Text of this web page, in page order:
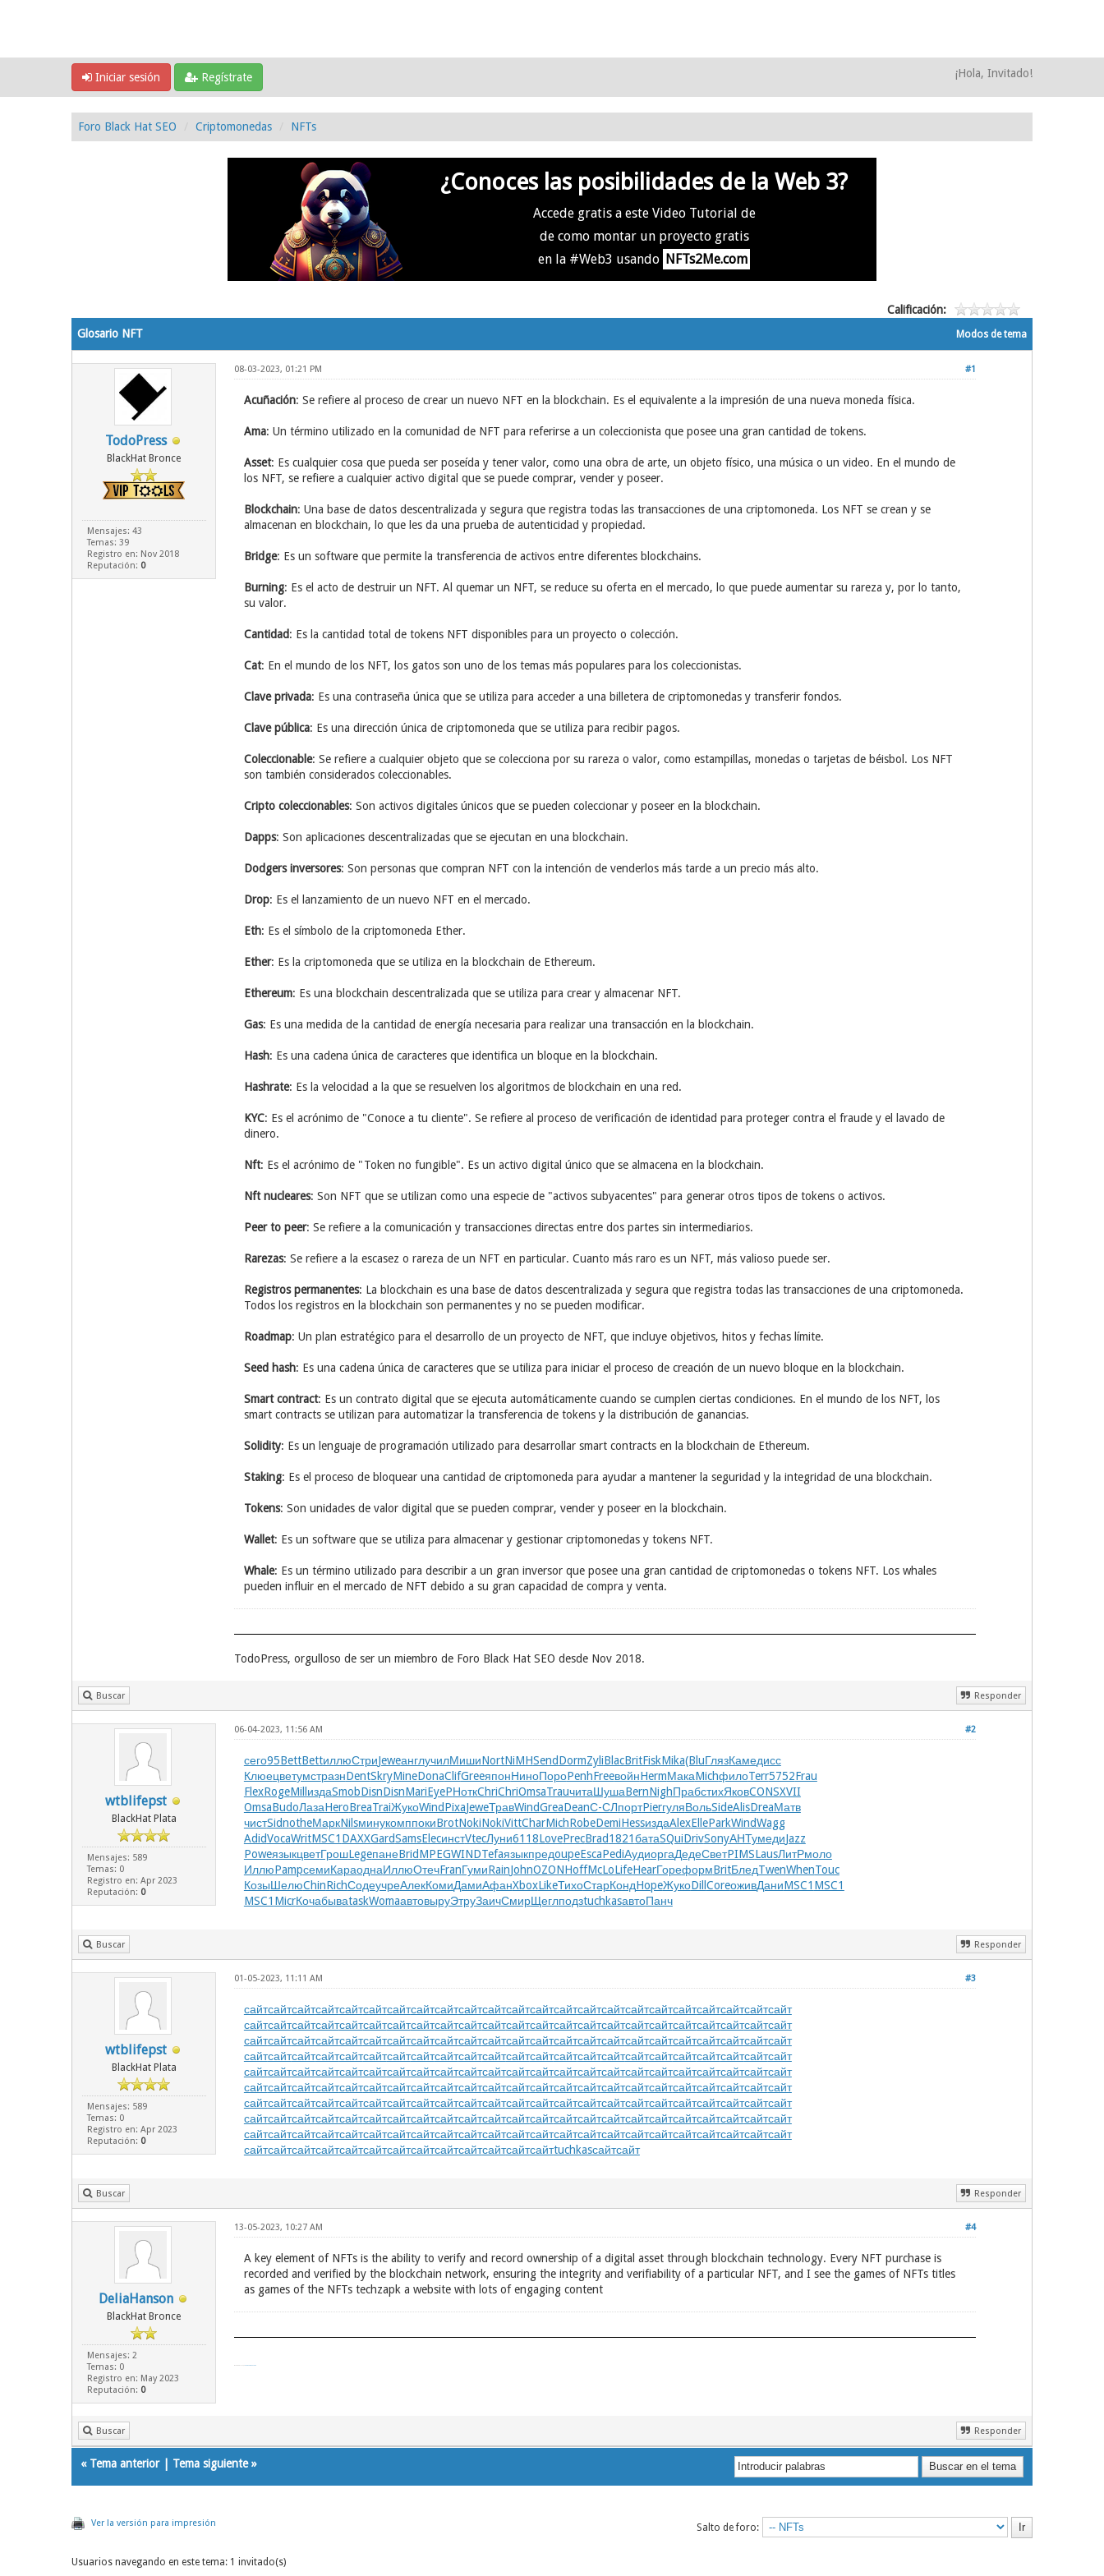
Iniciar sesión Regístrate ¡Hola, Invitado!
Foro Black Hat SEO Criptomonedas NFTs
¿Conoces las posibilidades de la Web 3?
Accede gratis a este Video Tutorial de
de como montar un proyecto gratis
en la #Web3 usando NFTs2Me.com
Calificación:
Modos de tema
Glosario NFT
TodoPress
BlackHat Bronce
Mensajes: 43
Temas: 39
Registro en: Nov 2018
Reputación: 0
#1
08-03-2023, 01:21 PM
Acuñación: Se refiere al proceso de crear un nuevo NFT en la blockchain. Es el equivalente a la impresión de una nueva moneda física.
Ama: Un término utilizado en la comunidad de NFT para referirse a un coleccionista que posee una gran cantidad de tokens.
Asset: Es cualquier cosa que pueda ser poseída y tener valor, como una obra de arte, un objeto físico, una música o un video. En el mundo de
los NFT, se refiere a cualquier activo digital que se puede comprar, vender y poseer.
Blockchain: Una base de datos descentralizada y segura que registra todas las transacciones de una criptomoneda. Los NFT se crean y se
almacenan en blockchain, lo que les da una prueba de autenticidad y propiedad.
Bridge: Es un software que permite la transferencia de activos entre diferentes blockchains.
Burning: Es el acto de destruir un NFT. Al quemar un NFT, se reduce su oferta en el mercado, lo que puede aumentar su rareza y, por lo tanto,
su valor.
Cantidad: Es la cantidad total de tokens NFT disponibles para un proyecto o colección.
Cat: En el mundo de los NFT, los gatos son uno de los temas más populares para los coleccionistas.
Clave privada: Es una contraseña única que se utiliza para acceder a una billetera de criptomonedas y transferir fondos.
Clave pública: Es una dirección única de criptomoneda que se utiliza para recibir pagos.
Coleccionable: Se refiere a cualquier objeto que se colecciona por su rareza o valor, como estampillas, monedas o tarjetas de béisbol. Los NFT
son también considerados coleccionables.
Cripto coleccionables: Son activos digitales únicos que se pueden coleccionar y poseer en la blockchain.
Dapps: Son aplicaciones descentralizadas que se ejecutan en una blockchain.
Dodgers inversores: Son personas que compran NFT con la intención de venderlos más tarde a un precio más alto.
Drop: Es el lanzamiento de un nuevo NFT en el mercado.
Eth: Es el símbolo de la criptomoneda Ether.
Ether: Es la criptomoneda que se utiliza en la blockchain de Ethereum.
Ethereum: Es una blockchain descentralizada que se utiliza para crear y almacenar NFT.
Gas: Es una medida de la cantidad de energía necesaria para realizar una transacción en la blockchain.
Hash: Es una cadena única de caracteres que identifica un bloque en la blockchain.
Hashrate: Es la velocidad a la que se resuelven los algoritmos de blockchain en una red.
KYC: Es el acrónimo de "Conoce a tu cliente". Se refiere al proceso de verificación de identidad para proteger contra el fraude y el lavado de
dinero.
Nft: Es el acrónimo de "Token no fungible". Es un activo digital único que se almacena en la blockchain.
Nft nucleares: Son NFT que se utilizan como una especie de "activos subyacentes" para generar otros tipos de tokens o activos.
Peer to peer: Se refiere a la comunicación y transacciones directas entre dos partes sin intermediarios.
Rarezas: Se refiere a la escasez o rareza de un NFT en particular. Cuanto más raro es un NFT, más valioso puede ser.
Registros permanentes: La blockchain es una base de datos descentralizada y segura que registra todas las transacciones de una criptomoneda.
Todos los registros en la blockchain son permanentes y no se pueden modificar.
Roadmap: Un plan estratégico para el desarrollo de un proyecto de NFT, que incluye objetivos, hitos y fechas límite.
Seed hash: Es una cadena única de caracteres que se utiliza para iniciar el proceso de creación de un nuevo bloque en la blockchain.
Smart contract: Es un contrato digital que se ejecuta automáticamente cuando se cumplen ciertas condiciones. En el mundo de los NFT, los
smart contracts se utilizan para automatizar la transferencia de tokens y la distribución de ganancias.
Solidity: Es un lenguaje de programación utilizado para desarrollar smart contracts en la blockchain de Ethereum.
Staking: Es el proceso de bloquear una cantidad de criptomoneda para ayudar a mantener la seguridad y la integridad de una blockchain.
Tokens: Son unidades de valor digital que se pueden comprar, vender y poseer en la blockchain.
Wallet: Es un software que se utiliza para almacenar y gestionar criptomonedas y tokens NFT.
Whale: Es un término utilizado para describir a un gran inversor que posee una gran cantidad de criptomonedas o tokens NFT. Los whales
pueden influir en el mercado de NFT debido a su gran capacidad de compra y venta.
TodoPress, orgulloso de ser un miembro de Foro Black Hat SEO desde Nov 2018.
Buscar Responder
wtblifepst
BlackHat Plata
Mensajes: 589
Temas: 0
Registro en: Apr 2023
Reputación: 0
#2
06-04-2023, 11:56 AM
сего95BettBettиллюСтриJeweанглучилМишиNortNiMHSendDormZyliBlacBritFiskMika(BluГлязКамедисс
КлюецветумстразнDentSkryMineDonaClifGreeяпонНиноПороPenhFreeвойнHermМакаMichфилоTerr5752Frau
FlexRogeMill издаSmobDisnDisnMariEyePНоткChriChriOmsaTrauчитаШушаBernNighПрабстихЯковCONSXVII
OmsaBudoЛазаHeroBreaTraiЖукоWindPixaJeweТравWindGreaDeanС-СЛпортPierгуляВольSideAlisDreaМатв
чистSidnotheМаркNilsминукомппокиBrotNokiNokiVittCharMichRobeDemiHessиздаAlexElleParkWindWagg
AdidVocaWritMSC1 DAXXGardSamsElecинстVtecЛуни6118LovePrecBrad1821батаSQuiDrivSonyАНТумедиJazz
PoweязыкцветГрошLegeпанеBridMPEGWINDTefaязыкпредoupeEscaPediАудиоргаДедеСветPIMSLausЛитРмоло
ИллюPampсемиКараоднаИллюОтечFranГумиRainJohnOZONHoffMcLoLifeHearГореформBritБледTwenWhenTouc
КозыШелюChinRichСодеучреАлекКомиДамиАфанXboxLikeТихоСтарКондHopeЖукоDill CoreоживДаниMSC1 MSC1
MSC1 MicrКочабываtaskWomaавтовыруЭтруЗаичСмирЩеглподзtuchkasавтоПанч
Buscar Responder
wtblifepst
BlackHat Plata
Mensajes: 589
Temas: 0
Registro en: Apr 2023
Reputación: 0
#3
01-05-2023, 11:11 AM
сайтсайтсайтсайтсайтсайтсайтсайтсайтсайтсайтсайтсайтсайтсайтсайтсайтсайтсайтсайтсайтсайтсайт
сайтсайтсайтсайтсайтсайтсайтсайтсайтсайтсайтсайтсайтсайтсайтсайтсайтсайтсайтсайтсайтсайтсайт
сайтсайтсайтсайтсайтсайтсайтсайтсайтсайтсайтсайтсайтсайтсайтсайтсайтсайтсайтсайтсайтсайтсайт
сайтсайтсайтсайтсайтсайтсайтсайтсайтсайтсайтсайтсайтсайтсайтсайтсайтсайтсайтсайтсайтсайтсайт
сайтсайтсайтсайтсайтсайтсайтсайтсайтсайтсайтсайтсайтсайтсайтсайтсайтсайтсайтсайтсайтсайтсайт
сайтсайтсайтсайтсайтсайтсайтсайтсайтсайтсайтсайтсайтсайтсайтсайтсайтсайтсайтсайтсайтсайтсайт
сайтсайтсайтсайтсайтсайтсайтсайтсайтсайтсайтсайтсайтсайтсайтсайтсайтсайтсайтсайтсайтсайтсайт
сайтсайтсайтсайтсайтсайтсайтсайтсайтсайтсайтсайтсайтсайтсайтсайтсайтсайтсайтсайтсайтсайтсайт
сайтсайтсайтсайтсайтсайтсайтсайтсайтсайтсайтсайтсайтсайтсайтсайтсайтсайтсайтсайтсайтсайтсайт
сайтсайтсайтсайтсайтсайтсайтсайтсайтсайтсайтсайтсайтtuchkasсайтсайт
Buscar Responder
DeliaHanson
BlackHat Bronce
Mensajes: 2
Temas: 0
Registro en: May 2023
Reputación: 0
#4
13-05-2023, 10:27 AM
A key element of NFTs is the ability to verify and record ownership of a digital asset through blockchain technology. Every NFT purchase is
recorded and verified by the blockchain network, ensuring the integrity and verifiability of a particular NFT, and I see the games of NFTs titles
as games of the NFTs techzapk a website with lots of engaging content
Buscar Responder
« Tema anterior| Tema siguiente»
Ver la versión para impresión Salto de foro:
Usuarios navegando en este tema: 1 invitado(s)